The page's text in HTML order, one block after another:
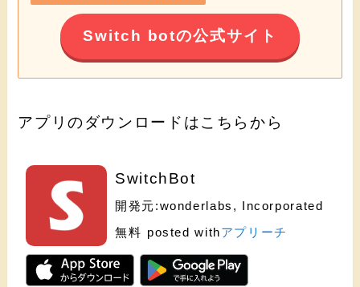
Switch botの公式サイト
アプリのダウンロードはこちらから
SwitchBot
開発元:wonderlabs, Incorporated
無料 posted withアプリーチ